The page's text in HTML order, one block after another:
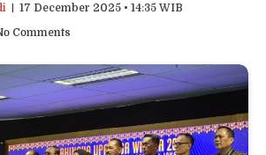
17 December 2025 • 14:35 WIB
Comments